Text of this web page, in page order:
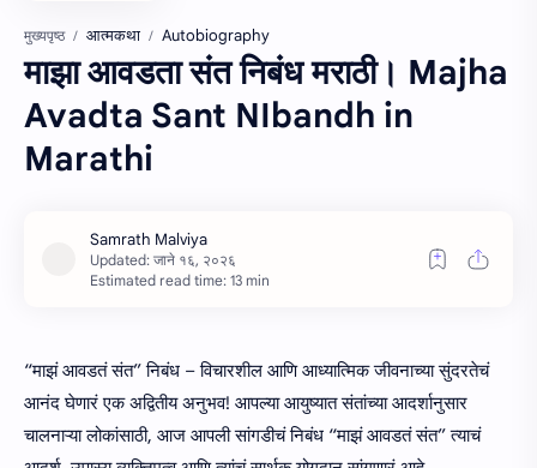
मुख्यपृष्ठ आत्मकथा Autobiography
माझा आवडता संत निबंध मराठी। Majha
Avadta Sant NIbandh in
Marathi
Estimated read time: 13 min
“माझं आवडतं संत” निबंध – विचारशील आणि आध्यात्मिक जीवनाच्या सुंदरतेचं
आनंद घेणारं एक अद्वितीय अनुभव! आपल्या आयुष्यात संतांच्या आदर्शानुसार
चालनाऱ्या लोकांसाठी, आज आपली सांगडीचं निबंध “माझं आवडतं संत” त्याचं